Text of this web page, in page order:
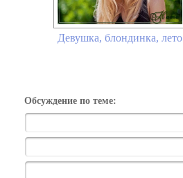
Девушка, блондинка, лето
Обсуждение по теме: